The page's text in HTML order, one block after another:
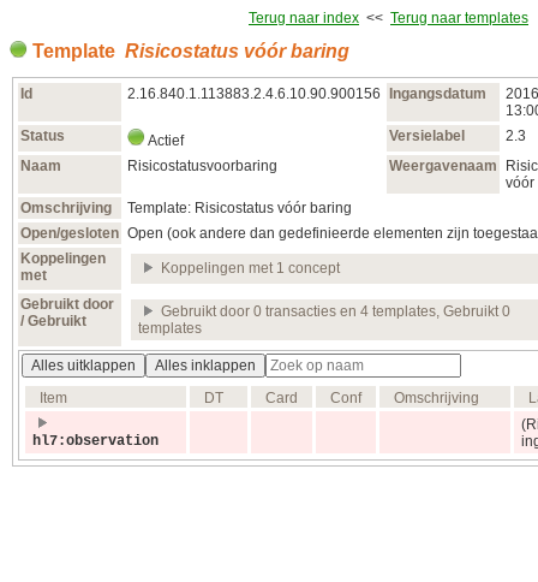
Terug naar index << Terug naar templates
Template Risicostatus vóór baring
Id 2.16.840.1.113883.2.4.6.10.90.900156 Ingangsdatum
Status
Actief Versielabel
2.3
Naam
Risicostatusvoorbaring Weergavenaam
vóór
Omschrijving
Template: Risicostatus vóór baring
Open/gesloten Open (ook andere dan gedefinieerde elementen zijn
Koppelingen
met
Koppelingen met 1 concept
Gebruikt door
/ Gebruikt
Gebruikt door 0 transacties en 4 templates, Gebruikt 0
templates
Alles uitklappen
Alles inklappen
Item
DT Card Conf Omschrijving
hl7:observation